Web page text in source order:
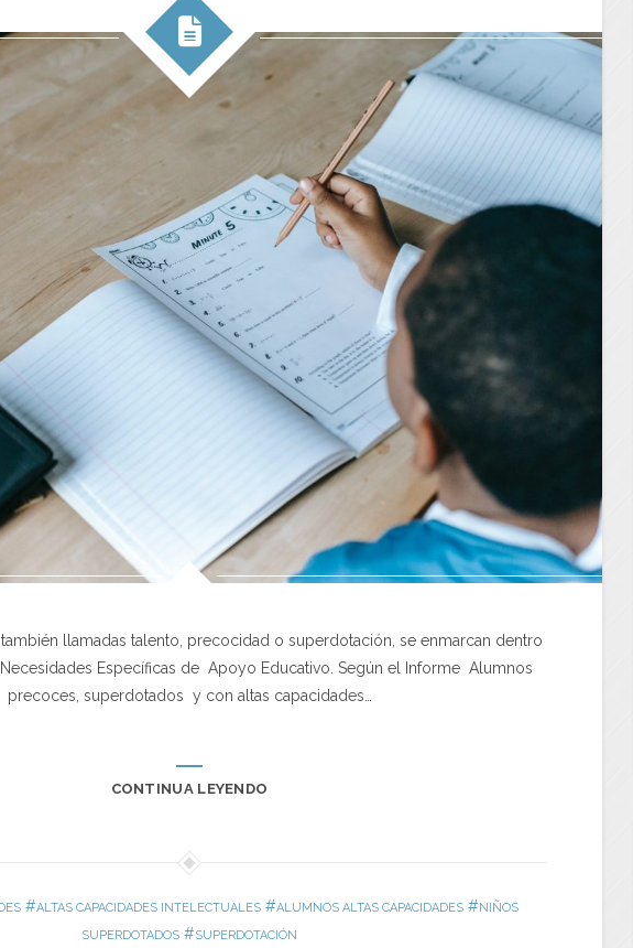
también llamadas talento, precocidad o superdotación, se enmarcan dentro
Específicas de Apoyo Educativo. Según el Informe Alumnos
precoces, superdotados y con altas capacidades…
CONTINUA LEYENDO
#ALTAS CAPACIDADES INTELECTUALES #ALUMNOS ALTAS CAPACIDADES #NIÑOS
SUPERDOTADOS #SUPERDOTACIÓN